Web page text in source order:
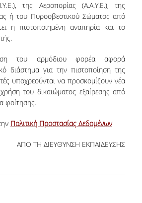
PROGRAMS
PROGRAM
PHD HOLDERS
PHD CANDIDATES
SEMINARS
PROGRAMME
της Αεροπορίας (Α.Α.Υ.Ε.), της
ή του Πυροσβεστικού Σώματος από
η πιστοποιημένη αναπηρία και το
του αρμόδιου φορέα αφορά
διάστημα για την πιστοποίηση της
υποχρεούνται να προσκομίζουν νέα
του δικαιώματος εξαίρεσης από
φοίτησης.
Πολιτική Προστασίας Δεδομένων
ΑΠΟ ΤΗ ΔΙΕΥΘΥΝΣΗ ΕΚΠΑΙΔΕΥΣΗΣ